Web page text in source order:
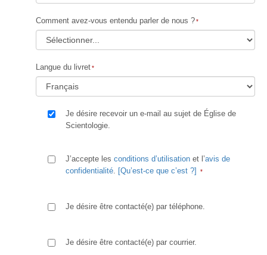
Comment avez-vous entendu parler de nous ?
Langue du livret
Je désire recevoir un e-mail au sujet de Église de
Scientologie.
J’accepte les conditions d’utilisation et l’avis de
confidentialité. [Qu’est-ce que c’est ?]
Je désire être contacté(e) par téléphone.
Je désire être contacté(e) par courrier.